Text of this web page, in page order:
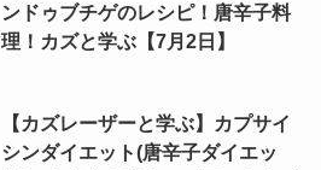
ンドゥブチゲのレシピ！唐辛子料
理！カズと学ぶ【7月2日】
【カズレーザーと学ぶ】カプサイ
シンダイエット(唐辛子ダイエッ